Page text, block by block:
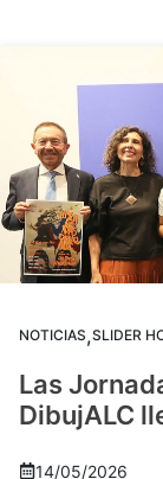
NOTICIAS,SLIDER
Las
DibujALC
14/05/2026